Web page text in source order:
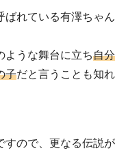
ばれている有澤ちゃん
ような舞台に立ち自分
子だと言うことも知れ
すので、更なる伝説が